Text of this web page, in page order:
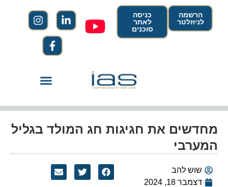
הרשמה
לניוזלטר
כניסה
לאתר
סוכנים
מחדשים את חגיגות חג המולד בגליל
המערבי
שוש להב
דצמבר 18, 2024